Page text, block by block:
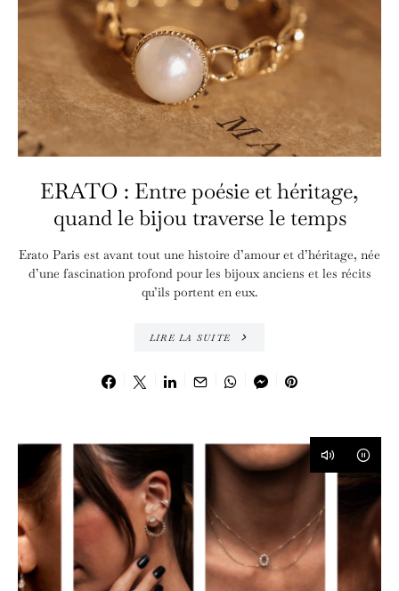
ERATO : Entre poésie et héritage,
quand le bijou traverse le temps
Erato Paris est avant tout une histoire d’amour et d’héritage, née
d’une fascination profond pour les bijoux anciens et les récits
qu’ils portent en eux.
LIRE LA SUITE